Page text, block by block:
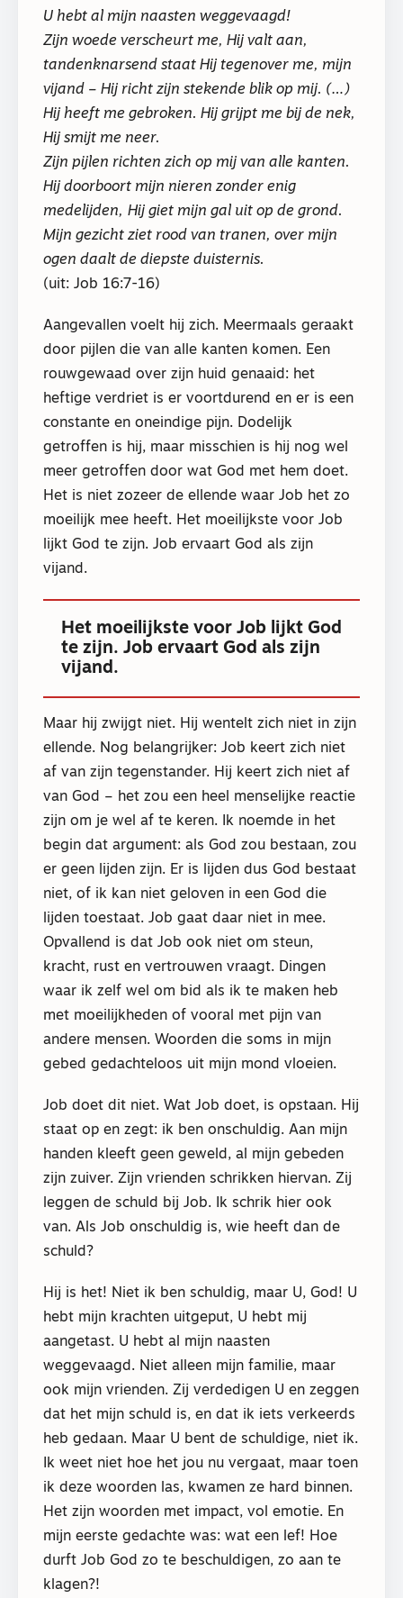
U hebt al mijn naasten weggevaagd!
Zijn woede verscheurt me, Hij valt aan,
tandenknarsend staat Hij tegenover me, mijn
vijand – Hij richt zijn stekende blik op mij. (…)
Hij heeft me gebroken. Hij grijpt me bij de nek,
Hij smijt me neer.
Zijn pijlen richten zich op mij van alle kanten.
Hij doorboort mijn nieren zonder enig
medelijden, Hij giet mijn gal uit op de grond.
Mijn gezicht ziet rood van tranen, over mijn
ogen daalt de diepste duisternis.
(uit: Job 16:7-16)
Aangevallen voelt hij zich. Meermaals geraakt
door pijlen die van alle kanten komen. Een
rouwgewaad over zijn huid genaaid: het
heftige verdriet is er voortdurend en er is een
constante en oneindige pijn. Dodelijk
getroffen is hij, maar misschien is hij nog wel
meer getroffen door wat God met hem doet.
Het is niet zozeer de ellende waar Job het zo
moeilijk mee heeft. Het moeilijkste voor Job
lijkt God te zijn. Job ervaart God als zijn
vijand.
Het moeilijkste voor Job lijkt God
te zijn. Job ervaart God als zijn
vijand.
Maar hij zwijgt niet. Hij wentelt zich niet in zijn
ellende. Nog belangrijker: Job keert zich niet
af van zijn tegenstander. Hij keert zich niet af
van God – het zou een heel menselijke reactie
zijn om je wel af te keren. Ik noemde in het
begin dat argument: als God zou bestaan, zou
er geen lijden zijn. Er is lijden dus God bestaat
niet, of ik kan niet geloven in een God die
lijden toestaat. Job gaat daar niet in mee.
Opvallend is dat Job ook niet om steun,
kracht, rust en vertrouwen vraagt. Dingen
waar ik zelf wel om bid als ik te maken heb
met moeilijkheden of vooral met pijn van
andere mensen. Woorden die soms in mijn
gebed gedachteloos uit mijn mond vloeien.
Job doet dit niet. Wat Job doet, is opstaan. Hij
staat op en zegt: ik ben onschuldig. Aan mijn
handen kleeft geen geweld, al mijn gebeden
zijn zuiver. Zijn vrienden schrikken hiervan. Zij
leggen de schuld bij Job. Ik schrik hier ook
van. Als Job onschuldig is, wie heeft dan de
schuld?
Hij is het! Niet ik ben schuldig, maar U, God! U
hebt mijn krachten uitgeput, U hebt mij
aangetast. U hebt al mijn naasten
weggevaagd. Niet alleen mijn familie, maar
ook mijn vrienden. Zij verdedigen U en zeggen
dat het mijn schuld is, en dat ik iets verkeerds
heb gedaan. Maar U bent de schuldige, niet ik.
Ik weet niet hoe het jou nu vergaat, maar toen
ik deze woorden las, kwamen ze hard binnen.
Het zijn woorden met impact, vol emotie. En
mijn eerste gedachte was: wat een lef! Hoe
durft Job God zo te beschuldigen, zo aan te
klagen?!